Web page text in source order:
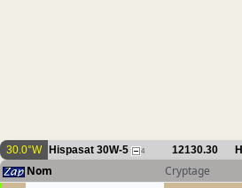
30.0°W Hispasat 30W-5 4 12130.30 H
Nom Cryptage